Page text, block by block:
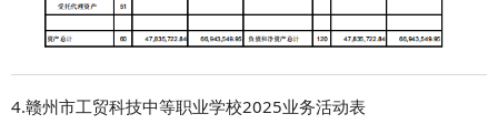
4.赣州市工贸科技中等职业学校2025业务活动表